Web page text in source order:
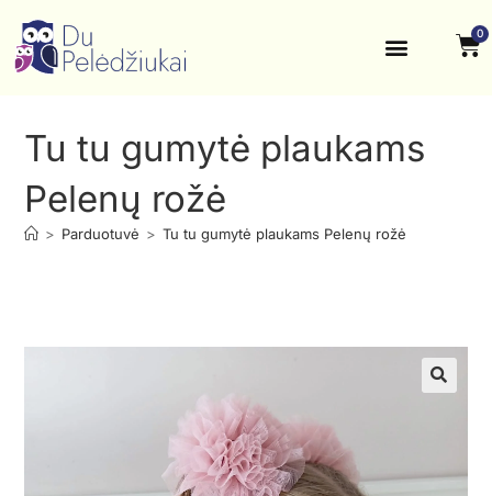
0
Tu tu gumytė plaukams
Pelenų rožė
> Parduotuvė > Tu tu gumytė plaukams Pelenų rožė